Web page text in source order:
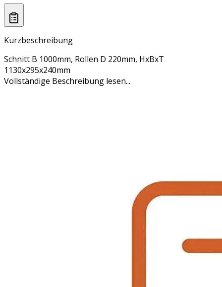
Kurzbeschreibung
Schnitt B 1000mm, Rollen D 220mm, HxBxT
1130x295x240mm
Vollständige Beschreibung lesen...